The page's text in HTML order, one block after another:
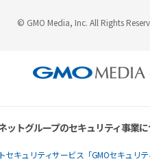
© GMO Media, Inc. All Rights
ットグループのセキュリティ事業
セキュリティサービス「GMOセキュリテ